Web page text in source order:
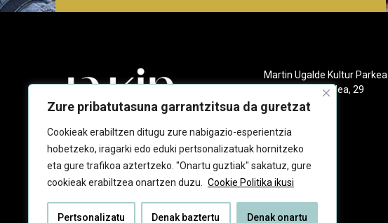
Zure pribatutasuna garrantzitsua da guretzat
Cookieak erabiltzen ditugu zure nabigazio-esperientzia
hobetzeko, iragarki edo eduki pertsonalizatuak hornitzeko
eta gure trafikoa aztertzeko. "Onartu guztiak" sakatuz, gure
cookieak erabiltzea onartzen duzu.
Cookie Politika ikusi
Pertsonalizatu Denak baztertu Denak onartu
Martin Ugalde Kultur Parkea
Gudarien etorbidea, 29
20140 Andoain
943 218 092
jakin@jakin.eus